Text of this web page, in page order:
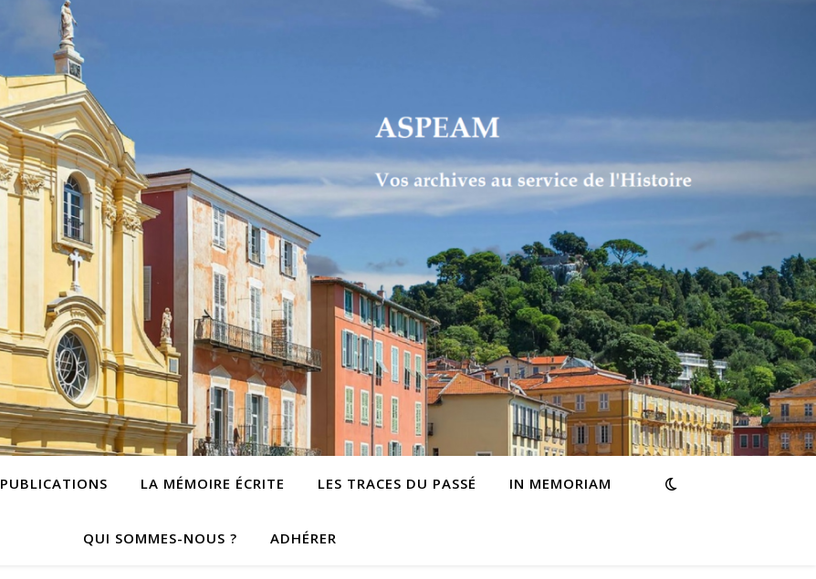
PUBLICATIONS LA MÉMOIRE ÉCRITE LES TRACES DU PASSÉ IN MEMORIAM
QUI SOMMES-NOUS ? ADHÉRER